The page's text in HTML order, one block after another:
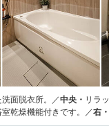
面脱衣所。／中央・ リラ
乾燥機能付きです。／右・